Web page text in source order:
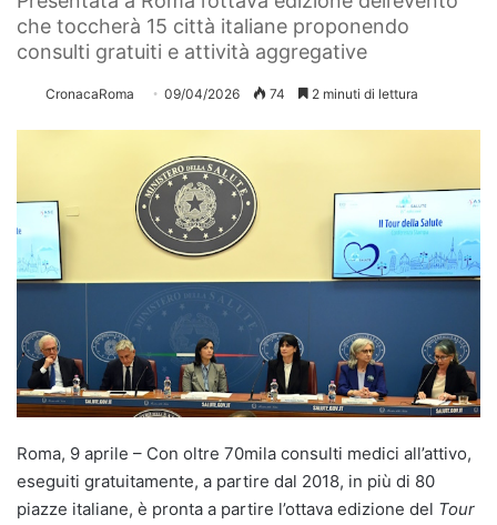
che toccherà 15 città italiane proponendo
consulti gratuiti e attività aggregative
CronacaRoma 09/04/2026 74 2 minuti di lettura
Roma, 9 aprile – Con oltre 70mila consulti medici all’attivo,
eseguiti gratuitamente, a partire dal 2018, in più di 80
piazze italiane, è pronta a partire l’ottava edizione del Tour